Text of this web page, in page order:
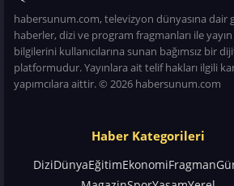
habersunum.com, televizyon dünyasına dair
haberler, dizi ve program fragmanları ile yayın
bilgilerini kullanıcılarına sunan bağımsız bir
platformudur. Yayınlara ait telif hakları ilgili
yapımcılara aittir. © 2026 habersunum.com
Haber Kategorileri
DiziDünyaEğitimEkonomiFragman